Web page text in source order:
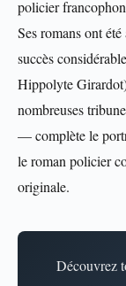
policier
Ses romans ont
succès
Hippolyte
nombreuses
— complète le
le roman policier
originale.
Découvrez